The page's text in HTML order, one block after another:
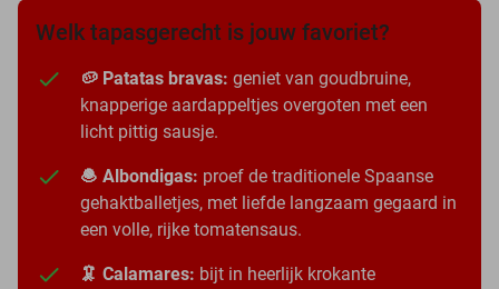
Welk tapasgerecht is jouw favoriet?
🥔 Patatas bravas: geniet van goudbruine,
knapperige aardappeltjes overgoten met een
licht pittig sausje.
🧆 Albondigas: proef de traditionele Spaanse
gehaktballetjes, met liefde langzaam gegaard in
een volle, rijke tomatensaus.
🦑 Calamares: bijt in heerlijk krokante